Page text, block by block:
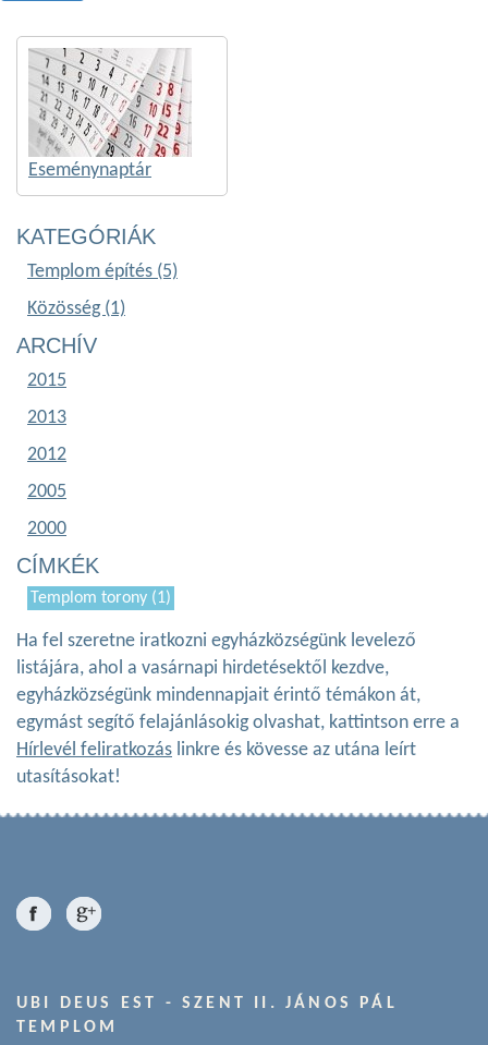
Eseménynaptár
KATEGÓRIÁK
Templom építés (5)
Közösség (1)
ARCHÍV
2015
2013
2012
2005
2000
CÍMKÉK
Templom torony (1)
Ha fel szeretne iratkozni egyházközségünk levelező
listájára, ahol a vasárnapi hirdetésektől kezdve,
egyházközségünk mindennapjait érintő témákon át,
egymást segítő felajánlásokig olvashat, kattintson erre a
Hírlevél feliratkozás linkre és kövesse az utána leírt
utasításokat!
UBI DEUS EST - SZENT II. JÁNOS PÁL
TEMPLOM